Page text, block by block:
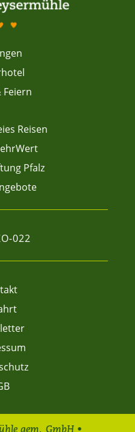
Feiern
Reisen
Pfalz
022
gem. GmbH •